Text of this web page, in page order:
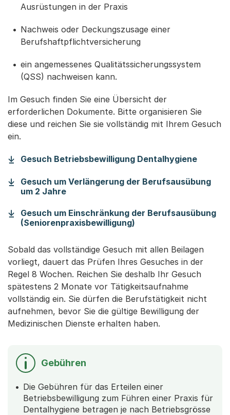
Ausrüstungen in der Praxis
Nachweis oder Deckungszusage einer
Berufshaftpflichtversicherung
ein angemessenes Qualitätssicherungssystem
(QSS) nachweisen kann.
Im Gesuch finden Sie eine Übersicht der
erforderlichen Dokumente. Bitte organisieren Sie
diese und reichen Sie sie vollständig mit Ihrem Gesuch
ein.
Gesuch Betriebsbewilligung Dentalhygiene(Startet
Gesuch um Verlängerung der Berufsausübung
um 2 Jahre(Startet einen Download)
Gesuch um Einschränkung der Berufsausübung
(Seniorenpraxisbewilligung)
Sobald das vollständige Gesuch mit allen Beilagen
vorliegt, dauert das Prüfen Ihres Gesuches in der
Regel 8 Wochen. Reichen Sie deshalb Ihr Gesuch
spätestens 2 Monate vor Tätigkeitsaufnahme
vollständig ein. Sie dürfen die Berufstätigkeit nicht
aufnehmen, bevor Sie die gültige Bewilligung der
Medizinischen Dienste erhalten haben.
Gebühren
Die Gebühren für das Erteilen einer
Betriebsbewilligung zum Führen einer Praxis für
Dentalhygiene betragen je nach Betriebsgrösse